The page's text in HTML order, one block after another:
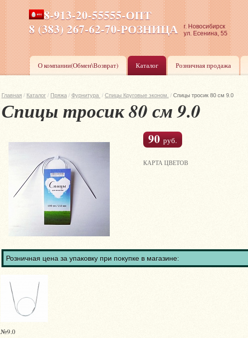
8-913-20-55555-ОПТ
8 (383) 267-62-70-РОЗНИЦА
ПН-ПТ 8-17,СБ-ВС 9-17
г. Новосибирск
ул. Есенина, 55
О компании(Обмен\Возврат) Каталог Розничная продажа
Главная / Каталог / Пряжа / Фурнитура / Спицы Круговые эконом. / Спицы тросик 80 см 9.0
Спицы тросик 80 см 9.0
90руб.
КАРТА ЦВЕТОВ
Розничная цена за упаковку при покупке в магазине:
№9.0